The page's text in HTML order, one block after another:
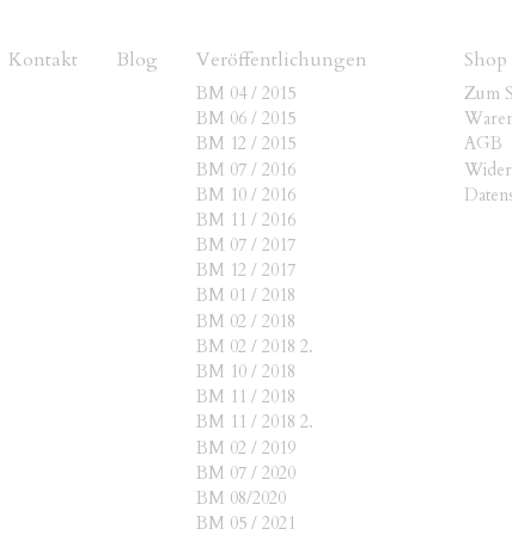
Kontakt Blog Veröffentlichungen
BM 04 / 2015
BM 06 / 2015
BM 12 / 2015
BM 07 / 2016
BM 10 / 2016
BM 11 / 2016
BM 07 / 2017
BM 12 / 2017
BM 01 / 2018
BM 02 / 2018
BM 02 / 2018 2.
BM 10 / 2018
BM 11 / 2018
BM 11 / 2018 2.
BM 02 / 2019
BM 07 / 2020
BM 08/2020
BM 05 / 2021
Shop
Zum
AGB